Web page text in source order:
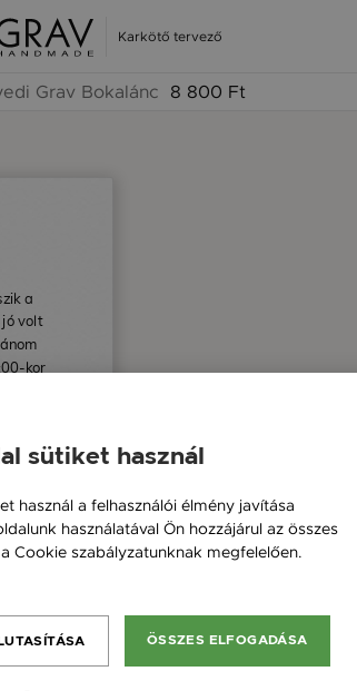
Karkötő tervező
Grav Bokalánc 8 800 Ft
a
jó volt
kor
sütiket használ
használ a felhasználói élmény javítása
használatával Ön hozzájárul az összes
Cookie szabályzatunknak megfelelően.
ÖSSZES ELFOGADÁSA